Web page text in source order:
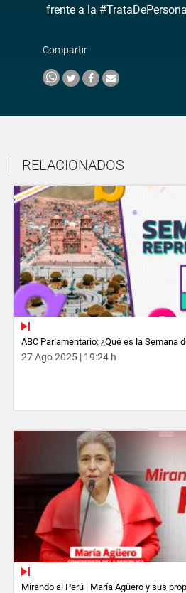
frente a la
Compartir
RELACIONADOS
ABC Parlamentario: ¿Qué es la Semana
27 Ago 2025 | 19:24 h
Mirando al Perú | María Agüero y sus